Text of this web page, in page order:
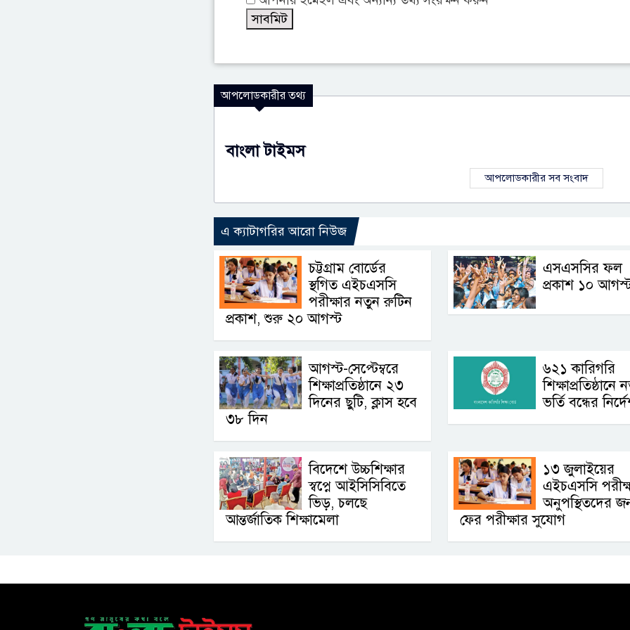
আপলোডকারীর তথ্য
বাংলা টাইমস
আপলোডকারীর সব সংবাদ
এ ক্যাটাগরির আরো নিউজ
চট্টগ্রাম বোর্ডের
স্থগিত এইচএসসি
পরীক্ষার নতুন রুটিন
প্রকাশ, শুরু ২০ আগস্ট
এসএসসির ফল
প্রকাশ ১০
আগস্ট-সেপ্টেম্বরে
শিক্ষাপ্রতিষ্ঠানে ২৩
দিনের ছুটি, ক্লাস হবে
৩৮ দিন
৬২১ কারিগরি
শিক্ষাপ্রতিষ্ঠানে
ভর্তি বন্ধের
বিদেশে উচ্চশিক্ষার
স্বপ্নে আইসিসিবিতে
ভিড়, চলছে
আন্তর্জাতিক শিক্ষামেলা
১৩ জুলাইয়ের
এইচএসসি
অনুপস্থিতদের
ফের পরীক্ষার সুযোগ